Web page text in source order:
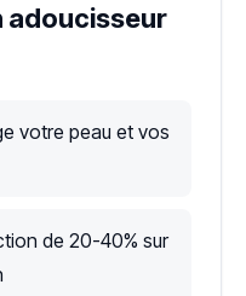
adoucisseur
votre peau et vos
de 20-40% sur